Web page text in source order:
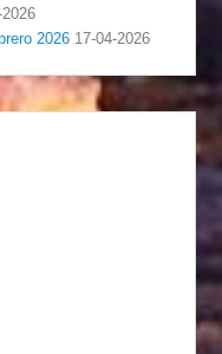
2026 17-04-2026